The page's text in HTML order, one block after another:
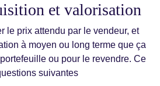
et valorisation
le prix attendu par le vendeur, et
à moyen ou long terme que ça
ou pour le revendre. Ce
suivantes